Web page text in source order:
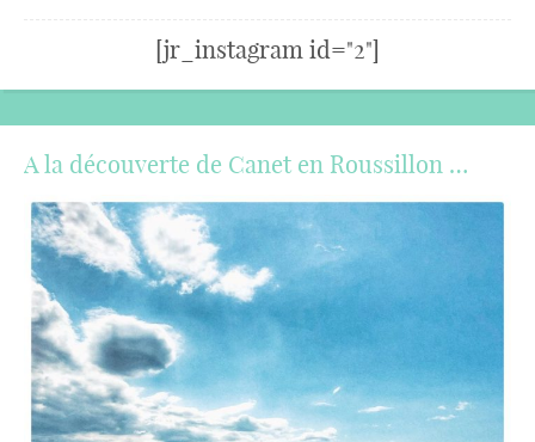
[jr_instagram id="2"]
A la découverte de Canet en Roussillon …